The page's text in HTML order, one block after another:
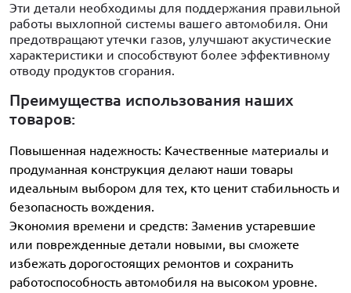
Эти детали необходимы для поддержания правильной
работы выхлопной системы вашего автомобиля. Они
предотвращают утечки газов, улучшают акустические
характеристики и способствуют более эффективному
отводу продуктов сгорания.
Преимущества использования наших
товаров:
Повышенная надежность: Качественные материалы и
продуманная конструкция делают наши товары
идеальным выбором для тех, кто ценит стабильность и
безопасность вождения.
Экономия времени и средств: Заменив устаревшие
или поврежденные детали новыми, вы сможете
избежать дорогостоящих ремонтов и сохранить
работоспособность автомобиля на высоком уровне.